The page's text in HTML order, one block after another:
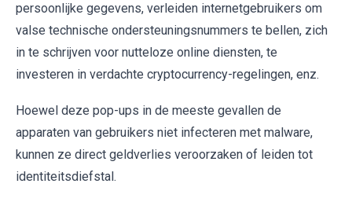
persoonlijke gegevens, verleiden internetgebruikers om
valse technische ondersteuningsnummers te bellen, zich
in te schrijven voor nutteloze online diensten, te
investeren in verdachte cryptocurrency-regelingen, enz.
Hoewel deze pop-ups in de meeste gevallen de
apparaten van gebruikers niet infecteren met malware,
kunnen ze direct geldverlies veroorzaken of leiden tot
identiteitsdiefstal.